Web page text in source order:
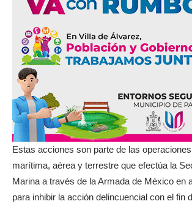
Estas acciones son parte de las
marítima, aérea y terrestre que efectúa la
Marina a través de la Armada de México en
para inhibir la acción delincuencial con el fin